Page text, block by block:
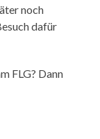
noch
dafür
FLG? Dann